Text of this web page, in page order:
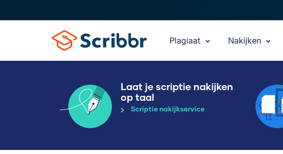
Plagiaat Nakijken
Laat je scriptie nakijken
op taal
Scriptie nakijkservice